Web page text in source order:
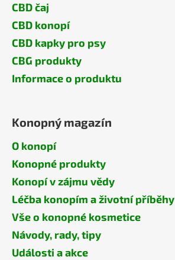
CBD čaj
CBD konopí
CBD kapky pro psy
CBG produkty
Informace o produktu
Konopný magazín
O konopí
Konopné produkty
Konopí v zájmu vědy
Léčba konopím a životní příběhy
Vše o konopné kosmetice
Návody, rady, tipy
Události a akce